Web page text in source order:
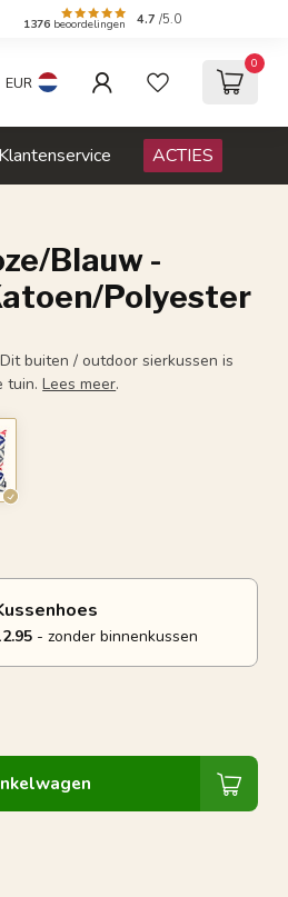
1376 beoordelingen 4.7 /5.0
EUR
0
Klantenservice ACTIES
Blauw -
Polyester
buiten / outdoor sierkussen is
tuin.Lees meer.
- zonder binnenkussen